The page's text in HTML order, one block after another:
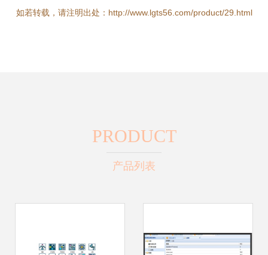
如若转载，请注明出处：http://www.lgts56.com/product/29.html
PRODUCT
产品列表